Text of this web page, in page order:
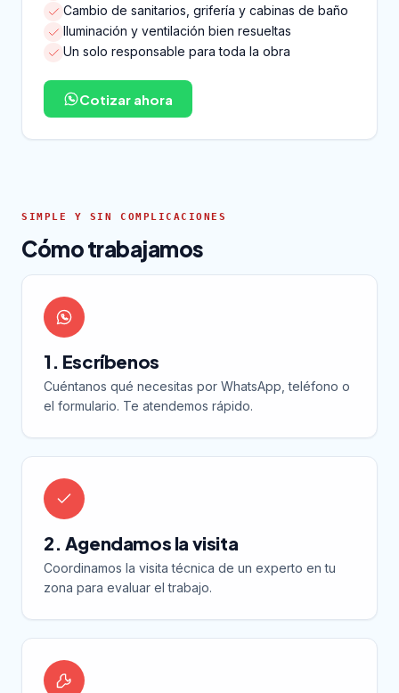
Cambio de sanitarios, grifería y cabinas de baño
Iluminación y ventilación bien resueltas
Un solo responsable para toda la obra
Cotizar ahora
SIMPLE Y SIN COMPLICACIONES
Cómo trabajamos
1. Escríbenos
Cuéntanos qué necesitas por WhatsApp, teléfono o
el formulario. Te atendemos rápido.
2. Agendamos la visita
Coordinamos la visita técnica de un experto en tu
zona para evaluar el trabajo.